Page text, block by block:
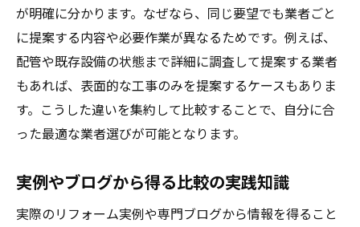
が明確に分かります。なぜなら、同じ要望でも業者ごと
に提案する内容や必要作業が異なるためです。例えば、
配管や既存設備の状態まで詳細に調査して提案する業者
もあれば、表面的な工事のみを提案するケースもありま
す。こうした違いを集約して比較することで、自分に合
った最適な業者選びが可能となります。
実例やブログから得る比較の実践知識
実際のリフォーム実例や専門ブログから情報を得ること